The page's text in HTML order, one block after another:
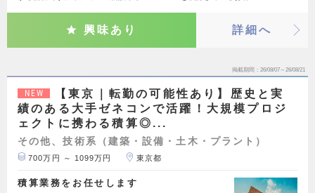
興味あり 詳細へ
掲載期間 26/08/07～26/08/21
NEW
【東京｜転勤の可能性あり】歴史と実
績のある大手ゼネコンで活躍！大規模プロジ
ェクトに携わる積算◎...
その他、技術系（建築・設備・土木・プラント）
700万円 ～ 1099万円 東京都
積算業務をお任せします